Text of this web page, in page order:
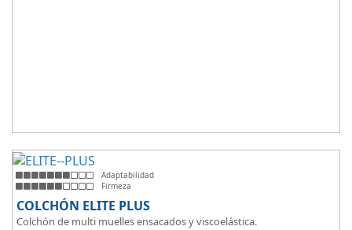
Adaptabilidad
Firmeza
COLCHÓN ELITE PLUS
Colchón de multi muelles ensacados y viscoelástica.